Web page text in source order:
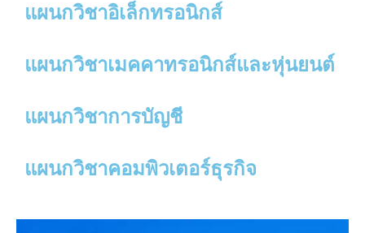
แผนกวิชาอิเล็กทรอนิกส์
แผนกวิชาเมคคาทรอนิกส์และหุ่นยนต์
แผนกวิชาการบัญชี
แผนกวิชาคอมพิวเตอร์ธุรกิจ